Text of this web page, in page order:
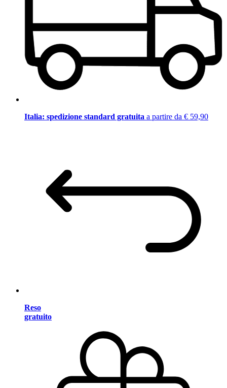
Italia: spedizione standard gratuita a partire da € 59,90
Reso
gratuito